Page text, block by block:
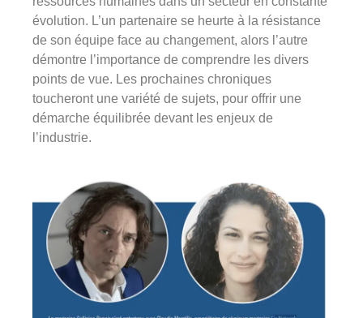
évolution. L’un partenaire se heurte à la résistance
de son équipe face au changement, alors l’autre
démontre l’importance de comprendre les divers
points de vue. Les prochaines chroniques
toucheront une variété de sujets, pour offrir une
démarche équilibrée devant les enjeux de
l’industrie.